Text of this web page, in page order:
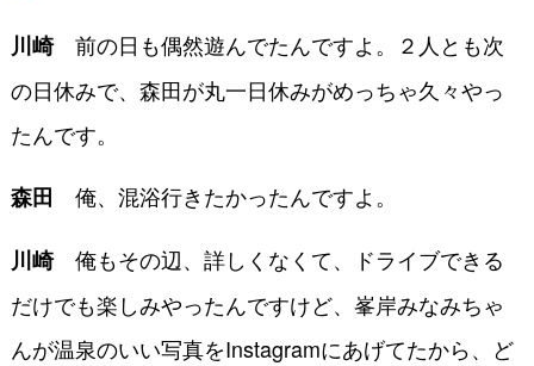
川崎前の日も偶然遊んでたんですよ。２人とも次
の日休みで、森田が丸一日休みがめっちゃ久々やっ
たんです。
森田 俺、混浴行きたかったんですよ。
川崎俺もその辺、詳しくなくて、ドライブできる
だけでも楽しみやったんですけど、峯岸みなみちゃ
んが温泉のいい写真をInstagramにあげてたから、ど